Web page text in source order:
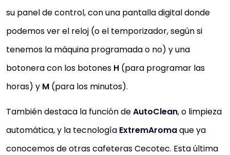
su panel de control, con una pantalla digital donde
podemos ver el reloj (o el temporizador, según si
tenemos la máquina programada o no) y una
botonera con los botones H (para programar las
horas) y M (para los minutos).
También destaca la función deAutoClean, o limpieza
automática, y la tecnología ExtremAromaque ya
conocemos de otras cafeteras Cecotec. Esta última